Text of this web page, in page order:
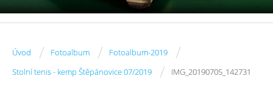
Úvod / Fotoalbum / Fotoalbum-2019 /
Stolní tenis - kemp Štěpánovice 07/2019 / IMG_20190705_142731